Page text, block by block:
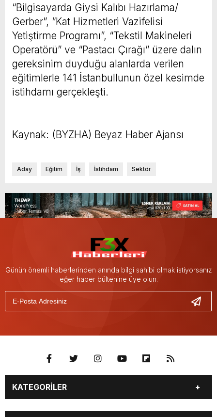
“Bilgisayarda Giysi Kalıbı Hazırlama/
Gerber”, “Kat Hizmetleri Vazifelisi
Yetiştirme Programı”, “Tekstil Makineleri
Operatörü” ve “Pastacı Çırağı” üzere dalın
gereksinim duyduğu alanlarda verilen
eğitimlerle 141 İstanbullunun özel kesimde
istihdamı gerçekleşti.
Kaynak: (BYZHA) Beyaz Haber Ajansı
Aday Eğitim İş İstihdam Sektör
Türkiye genelinde Kasım
ayında 93 bin 514 konut
satıldı
Kasım ayında bir evvelki yılın tıpkı
ayına nazaran %20,6 azalarak 93
Yayınlanma Tarihi :27 Ocak 2024 - 9:24